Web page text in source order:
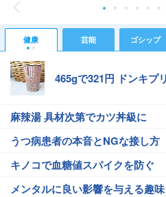
健康 芸能 ゴシップ
465gで321円 ドンキプ
麻辣湯 具材次第でカツ丼級に
うつ病患者の本音とNGな接し方
キノコで血糖値スパイクを防ぐ
メンタルに良い影響を与える趣味